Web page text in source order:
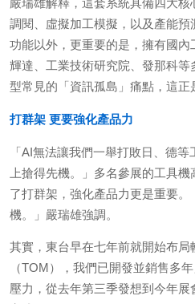
嚴瑞雄解釋，這套系統具備四大
調閱、虛擬加工模擬，以及產能
功能以外，更重要的是，擁有國
輝達、工業技術研究院、發那科
型常見的「資訊孤島」痛點，這
打群架 更要強化產品力
「AI無法讓我們一舉打敗日、德
上搶得先機。」多名參展的工具
了打群架，強化產品力更是重要
機。」嚴瑞雄強調。
其實，東台早在七年前就開始布
（TOM），我們已開發並銷售多
壓力，從去年第三季發想到今年